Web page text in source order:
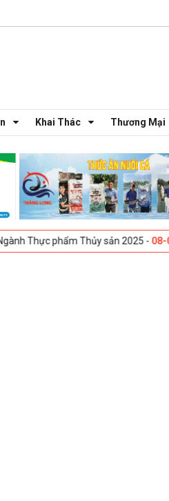
Khai Thác Thương Mại
phẩm Thủy sản 2025 -08-04-2025